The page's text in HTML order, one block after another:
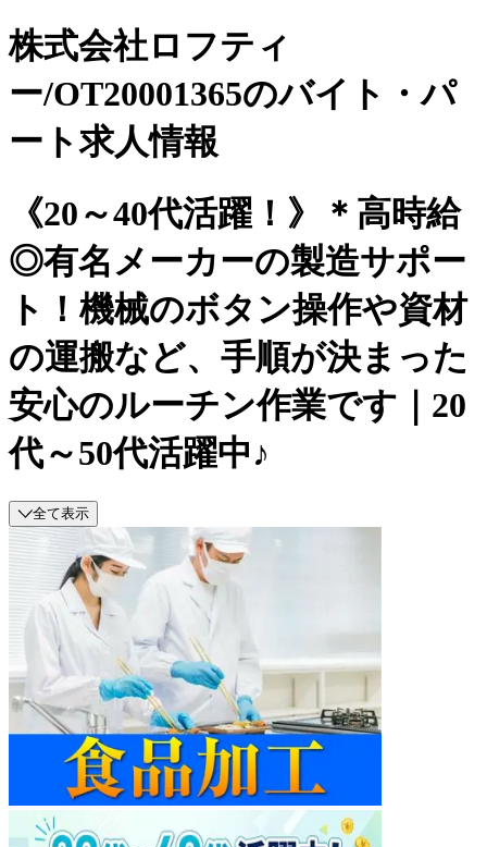
株式会社ロフティ
ー/OT20001365のバイト・パ
ート求人情報
《20～40代活躍！》＊高時給
◎有名メーカーの製造サポー
ト！機械のボタン操作や資材
の運搬など、手順が決まった
安心のルーチン作業です｜20
代～50代活躍中♪
全て表示